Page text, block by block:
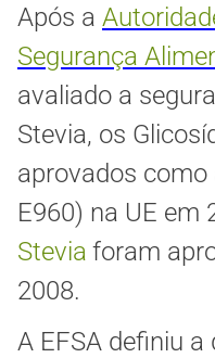
Após a
Segurança
avaliado a
Stevia, os
aprovados
E960) na UE em
Stevia foram
2008.
A EFSA definiu